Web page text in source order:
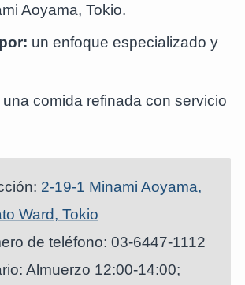
Aoyama, Tokio.
un enfoque especializado y
una comida refinada con servicio
2-19-1 Minami Aoyama,
Ward, Tokio
de teléfono: 03-6447-1112
Almuerzo 12:00-14:00;